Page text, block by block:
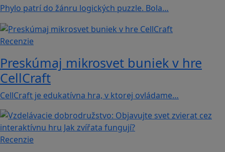
Phylo patrí do žánru logických puzzle. Bola…
Recenzie
Preskúmaj mikrosvet buniek v hre
CellCraft
CellCraft je edukatívna hra, v ktorej ovládame…
Recenzie